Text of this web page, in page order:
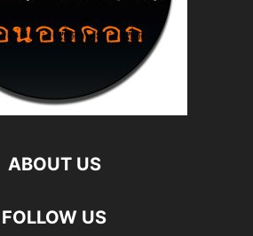
ABOUT US
FOLLOW US